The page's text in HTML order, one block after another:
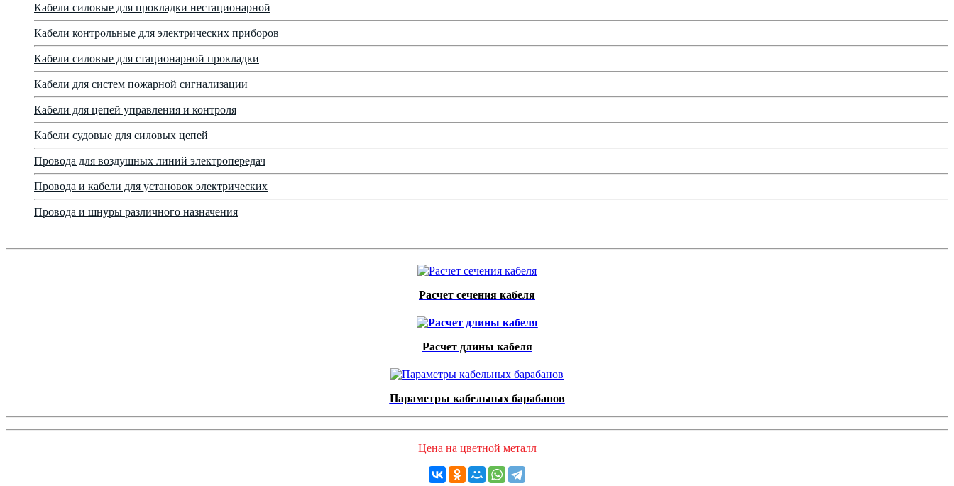
Кабели силовые для прокладки нестационарной
Кабели контрольные для электрических приборов
Кабели силовые для стационарной прокладки
Кабели для систем пожарной сигнализации
Кабели для цепей управления и контроля
Кабели судовые для силовых цепей
Провода для воздушных линий электропередач
Провода и кабели для установок электрических
Провода и шнуры различного назначения
Расчет сечения кабеля
Расчет длины кабеля
Параметры кабельных барабанов
Цена на цветной металл